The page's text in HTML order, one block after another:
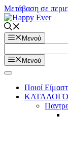
Μετάβαση σε
Μενού
Μενού
Ποιοί